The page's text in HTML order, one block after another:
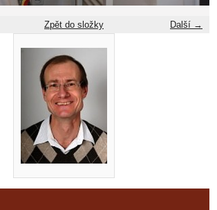
Další →
Zpět do složky